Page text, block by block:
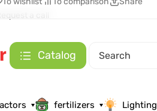
Catalog
fertilizers Lighting